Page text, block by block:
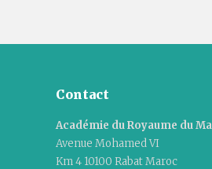
Contact
Académie du Royaume du
Avenue Mohamed VI
Km 4 10100 Rabat Maroc